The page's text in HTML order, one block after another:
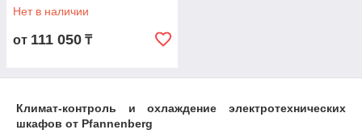
Нет в наличии
от 111 050 ₸
Климат-контроль и охлаждение электротехнических
шкафов от Pfannenberg